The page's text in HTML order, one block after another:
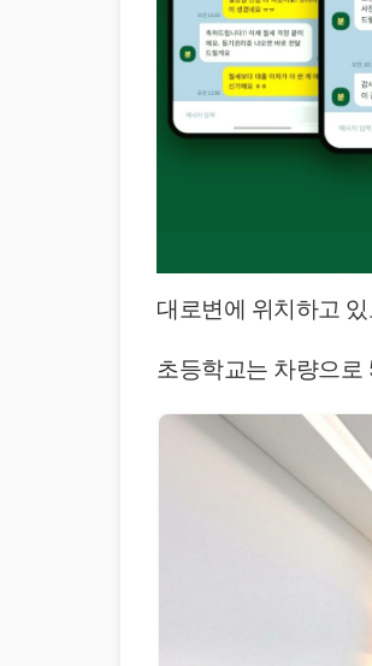
대로변에 위치하고
초등학교는 차량으